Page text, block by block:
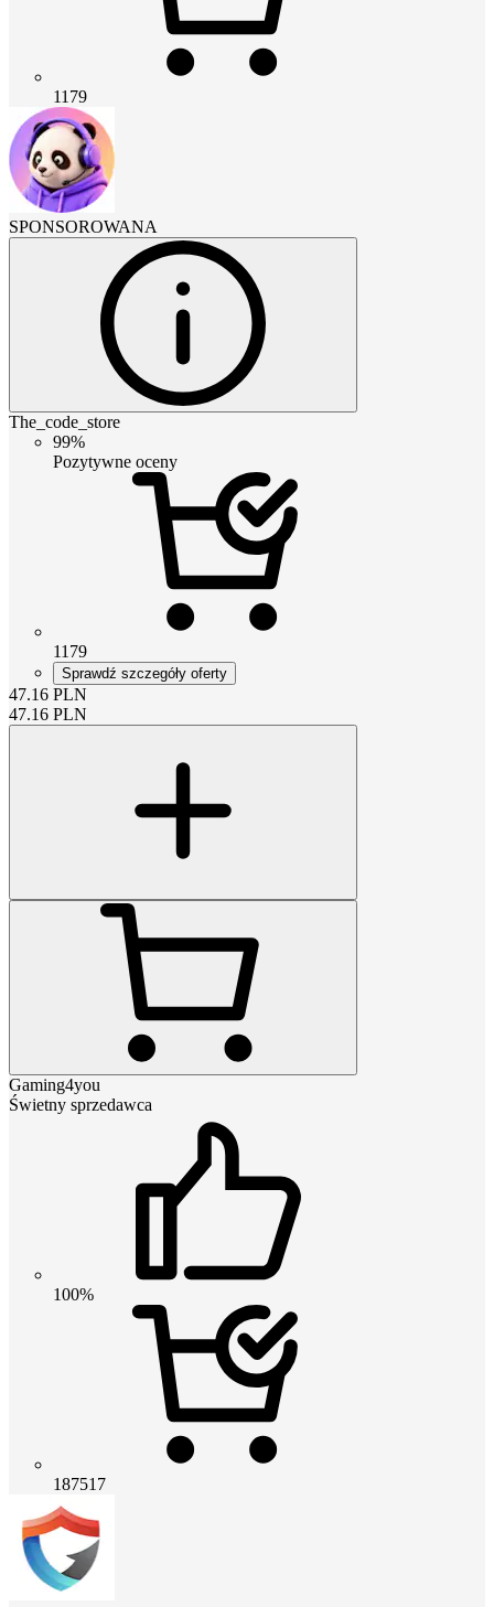
1179
SPONSOROWANA
The_code_store
99%
Pozytywne oceny
1179
Sprawdź szczegóły oferty
47.16 PLN
47.16 PLN
Gaming4you
Świetny sprzedawca
100%
187517